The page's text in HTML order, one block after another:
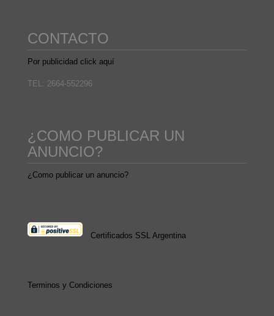
CONTACTO
Por publicidad click aquí
TEL: 2664-552296
¿COMO PUBLICAR UN
ANUNCIO?
¿Como publicar un anuncio?
Certificados SSL Argentina
Terminos y Condiciones